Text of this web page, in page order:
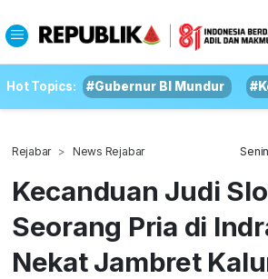
Hot Topics: #Gubernur BI Mundur
Rejabar News Rejabar
Kecanduan Judi
Seorang Pria di
Nekat Jambret